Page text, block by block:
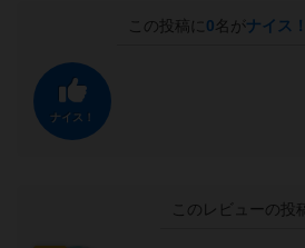
この投稿に 0名がナイス！
ナイス！
このレビューの投